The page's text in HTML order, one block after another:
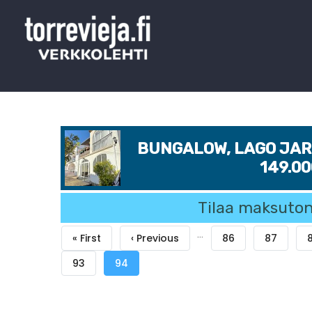
BUNGALOW, LAGO
Tilaa
Sivutus
Ensimmäinen
sivu
« First
Edellinen
‹ Previous … Sivu
86 Sivu
87
Sivu
93
Tämänhetkinen
94